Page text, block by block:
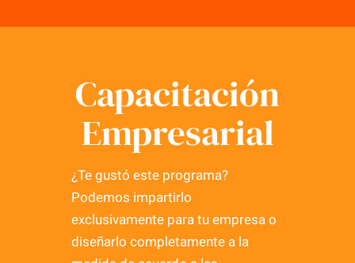
Capacitación
Empresarial
¿Te gustó este programa?
Podemos impartirlo
exclusivamente para tu empresa o
diseñarlo completamente a la